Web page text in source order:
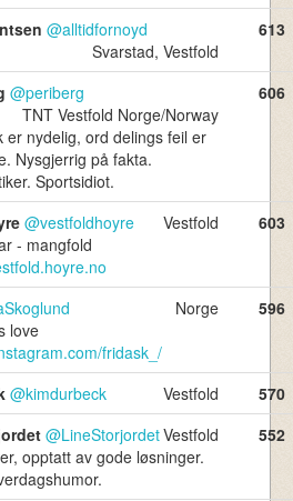
@alltidfornoyd
Svarstad, Vestfold
613
@periberg
TNT Vestfold Norge/Norway
er nydelig, ord delings feil er
Nysgjerrig på fakta.
Sportsidiot.
606
@vestfoldhoyre
Vestfold
- mangfold
603
Norge
love
fridask_/
596
@kimdurbeck Vestfold 570
@LineStorjordetVestfold
opptatt av gode løsninger.
552